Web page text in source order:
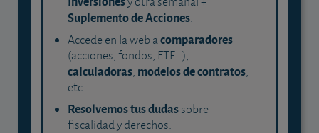
Suplemento de Acciones.
Accede en la web acomparadores
(acciones, fondos, ETF...),
calculadoras, modelos de contratos,
etc.
Resolvemos tus dudassobre
fiscalidad y derechos.